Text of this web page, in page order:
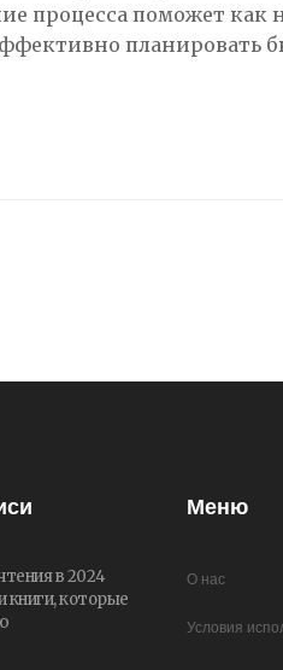
процесса поможет
планировать
в 2024
книги, которые
Меню
О нас
Условия